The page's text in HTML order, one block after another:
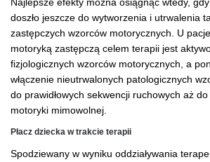
doszło jeszcze do wytworzenia i utrwalenia
zastępczych wzorców motorycznych. U
motoryką zastępczą celem terapii jest
fizjologicznych wzorców motorycznych, a
włączenie nieutrwalonych patologicznych
do prawidłowych sekwencji ruchowych aż
motoryki mimowolnej.
Płacz dziecka w trakcie terapii
Spodziewany w wyniku oddziaływania